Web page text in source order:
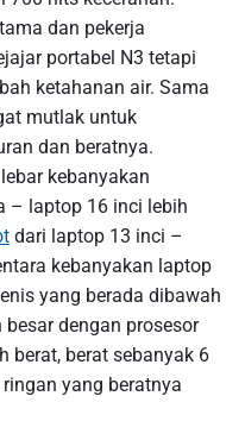
dan pekerja
portabel N3 tetapi
ketahanan air. Sama
mutlak untuk
dan beratnya.
kebanyakan
– laptop 16 inci lebih
dari laptop 13 inci –
kebanyakan laptop
yang berada dibawah
dengan prosesor
berat, berat sebanyak 6
yang beratnya